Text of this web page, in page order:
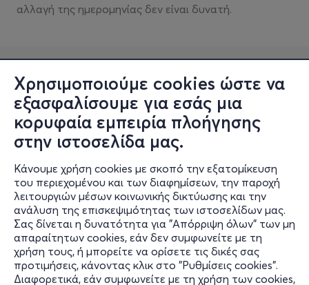
Χρησιμοποιούμε cookies ώστε να
εξασφαλίσουμε για εσάς μια
κορυφαία εμπειρία πλοήγησης
στην ιστοσελίδα μας.
Κάνουμε χρήση cookies με σκοπό την εξατομίκευση
του περιεχομένου και των διαφημίσεων, την παροχή
λειτουργιών μέσων κοινωνικής δικτύωσης και την
ανάλυση της επισκεψιμότητας των ιστοσελίδων μας.
Σας δίνεται η δυνατότητα για "Απόρριψη όλων" των μη
απαραίτητων cookies, εάν δεν συμφωνείτε με τη
χρήση τους, ή μπορείτε να ορίσετε τις δικές σας
προτιμήσεις, κάνοντας κλικ στο "Ρυθμίσεις cookies".
Διαφορετικά, εάν συμφωνείτε με τη χρήση των cookies,
αλλαγή της ημερομηνίας δεν είναι δυνατή.
Πληροφορίες
Υποστήριξη
Stay Connected